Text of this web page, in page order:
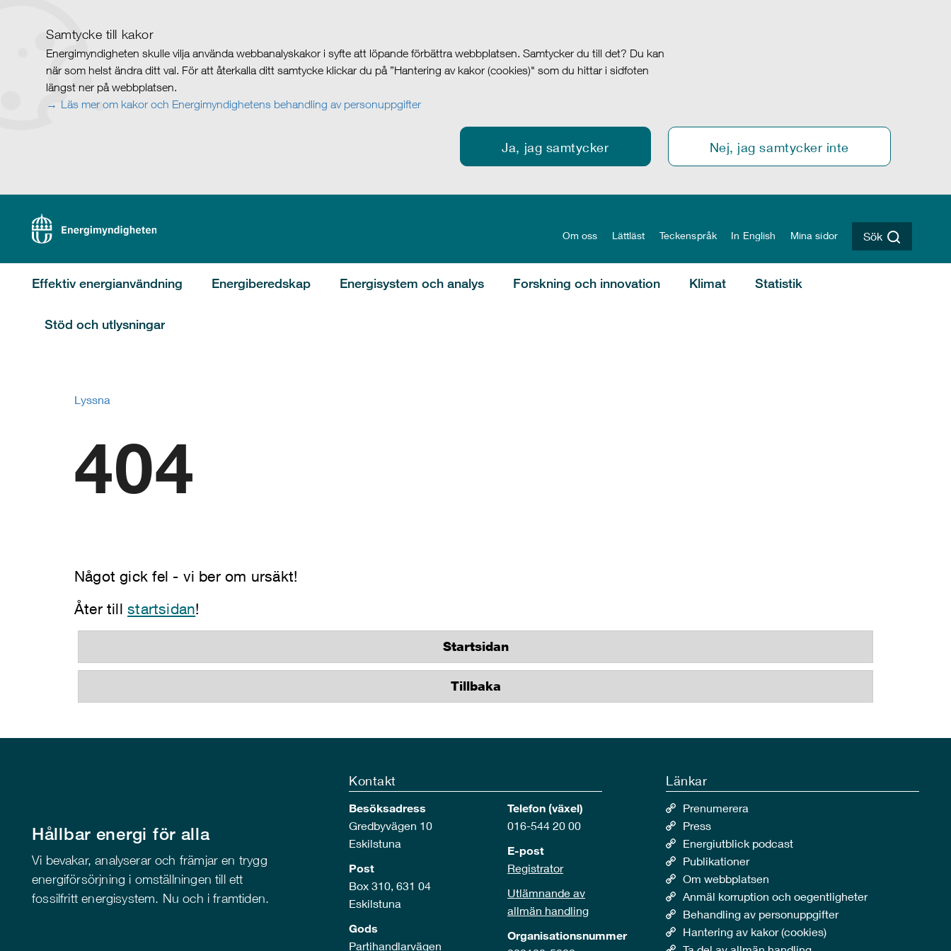
Samtycke till kakor
Energimyndigheten skulle vilja använda webbanalyskakor i syfte att löpande förbättra webbplatsen. Samtycker du till det? Du kan
när som helst ändra ditt val. För att återkalla ditt samtycke klickar du på ”Hantering av kakor (cookies)" som du hittar i sidfoten
längst ner på webbplatsen.
Läs mer om kakor och Energimyndighetens behandling av personuppgifter
Ja, jag samtycker Nej, jag samtycker inte
Om oss Lättläst Teckenspråk In English Mina sidor Sök
Effektiv energianvändning Energiberedskap Energisystem och analys Forskning och innovation Klimat Statistik
Stöd och utlysningar
Lyssna
404
Något gick fel - vi ber om ursäkt!
Åter tillstartsidan!
Startsidan
Tillbaka
Hållbar energi för alla
Vi bevakar, analyserar och främjar en trygg
energiförsörjning i omställningen till ett
fossilfritt energisystem. Nu och i framtiden.
Kontakt
Besöksadress
Gredbyvägen 10
Eskilstuna
Post
Box 310, 631 04
Eskilstuna
Gods
Partihandlarvägen
Telefon (växel)
016-544 20 00
E-post
Registrator
Utlämnande av
allmän handling
Organisationsnummer
Länkar
Prenumerera
Press
Energiutblick podcast
Publikationer
Om webbplatsen
Anmäl korruption och oegentligheter
Behandling av personuppgifter
Hantering av kakor (cookies)